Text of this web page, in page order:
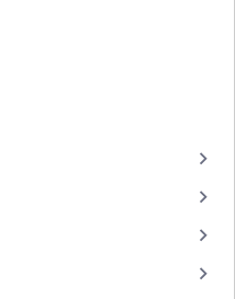
keyboard_arrow_right
keyboard_arrow_right
keyboard_arrow_right
keyboard_arrow_right